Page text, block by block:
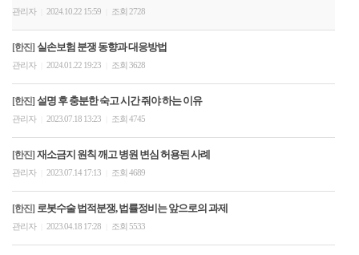
관리자 2024.10.22 15:59 조회 2728
[한진] 실손보험 분쟁 동향과 대응방법
관리자 2024.01.22 19:23 조회 3628
[한진] 설명 후 충분한 숙고 시간 줘야 하는 이유
관리자 2023.07.18 13:23 조회 4745
[한진] 재소금지 원칙 깨고 병원 변심 허용된 사례
관리자 2023.07.14 17:13 조회 4689
[한진] 로봇수술 법적분쟁, 법률정비는 앞으로의 과제
관리자 2023.04.18 17:28 조회 5533